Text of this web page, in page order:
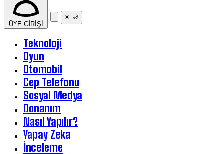
ÜYE GİRİŞİ
☀️ 🌙
Teknoloji
Oyun
Otomobil
Cep Telefonu
Sosyal Medya
Donanım
Nasıl Yapılır?
Yapay Zeka
İnceleme